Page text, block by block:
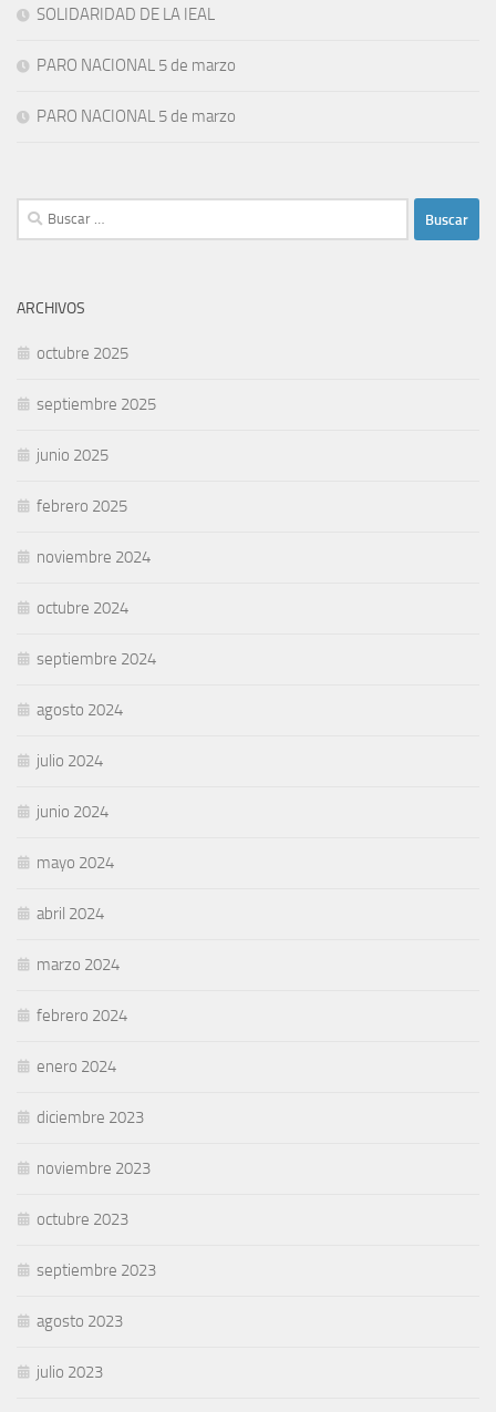
SOLIDARIDAD DE LA IEAL
PARO NACIONAL 5 de marzo
PARO NACIONAL 5 de marzo
Buscar:
ARCHIVOS
octubre 2025
septiembre 2025
junio 2025
febrero 2025
noviembre 2024
octubre 2024
septiembre 2024
agosto 2024
julio 2024
junio 2024
mayo 2024
abril 2024
marzo 2024
febrero 2024
enero 2024
diciembre 2023
noviembre 2023
octubre 2023
septiembre 2023
agosto 2023
julio 2023